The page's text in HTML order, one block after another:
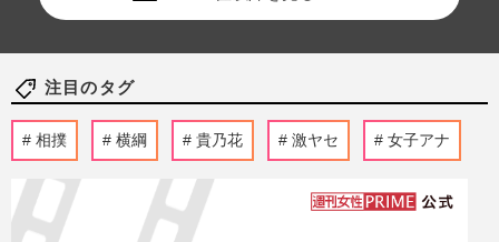
注目のタグ
相撲 横綱 貴乃花 激ヤセ 女子アナ